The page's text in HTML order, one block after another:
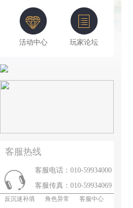
活动中心 玩家论坛
客服热线
客服电话：010-59934000
客服传真：010-59934069
反沉迷补填 角色异常 客服中心